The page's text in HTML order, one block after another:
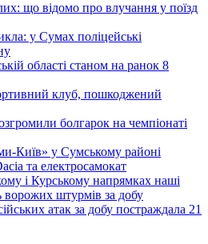
що відомо про влучання у поїзд
у Сумах поліцейські
області станом на ранок 8
клуб, пошкоджений
болгарок на чемпіонаті
Київ» у Сумському районі
та електросамокат
і Курському напрямках наші
ворожих штурмів за добу
атак за добу постраждала 21